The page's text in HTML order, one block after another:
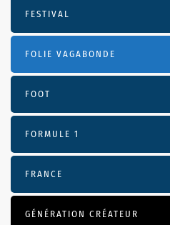
FESTIVAL
FOLIE VAGABONDE
FOOT
FORMULE 1
FRANCE
GÉNÉRATION CRÉATEUR